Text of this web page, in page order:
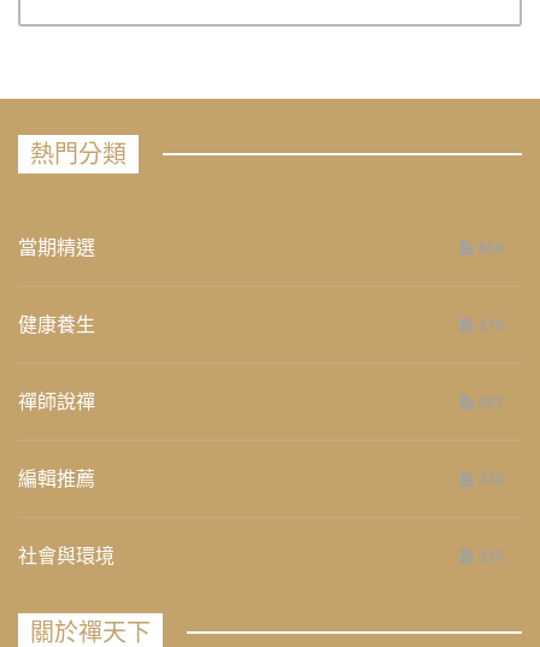
熱門分類
當期精選 658
健康養生 276
禪師說禪 267
編輯推薦 236
社會與環境 235
關於禪天下